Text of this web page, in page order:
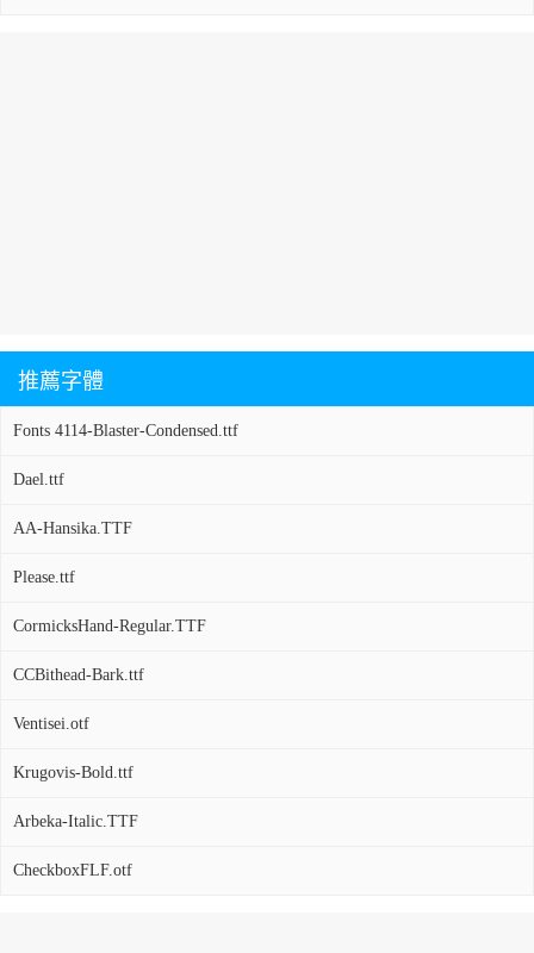
推薦字體
Fonts 4114-Blaster-Condensed.ttf
Dael.ttf
AA-Hansika.TTF
Please.ttf
CormicksHand-Regular.TTF
CCBithead-Bark.ttf
Ventisei.otf
Krugovis-Bold.ttf
Arbeka-Italic.TTF
CheckboxFLF.otf